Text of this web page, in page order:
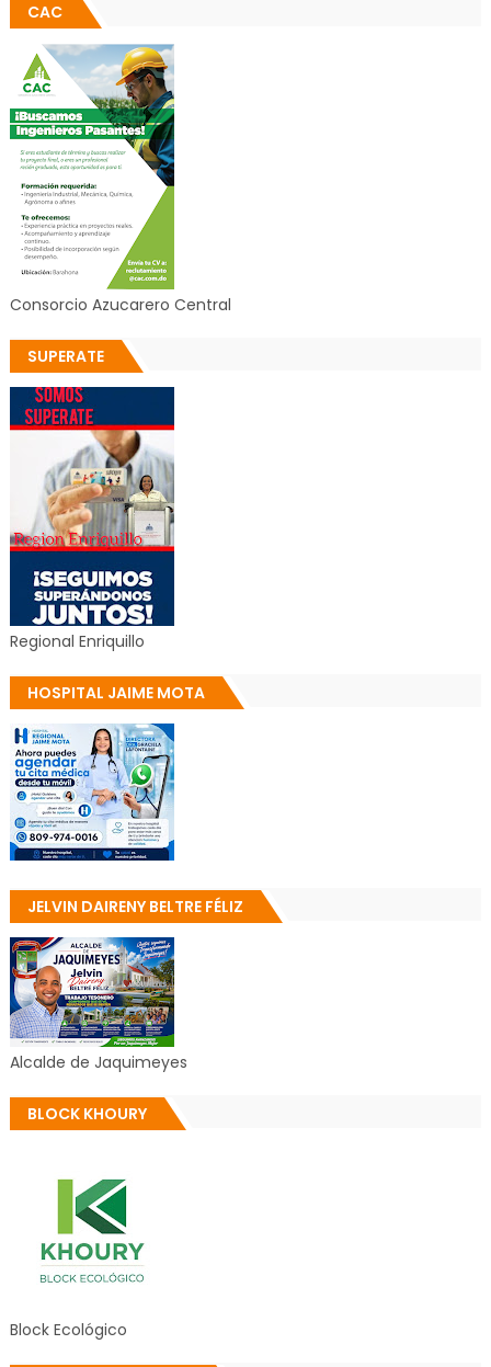
CAC
Consorcio Azucarero Central
SUPERATE
Regional Enriquillo
HOSPITAL JAIME MOTA
JELVIN DAIRENY BELTRE FÉLIZ
Alcalde de Jaquimeyes
BLOCK KHOURY
Block Ecológico